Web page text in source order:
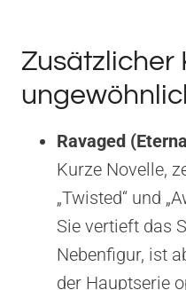
Zusätzlicher
Ravaged
Kurze Novelle,
„Twisted“ und
Sie vertieft das
Nebenfigur, ist
der Hauptserie